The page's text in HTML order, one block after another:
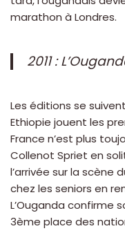
marathon à Londres.
2011 :
Les éditions se
Ethiopie jouent les
France n’est plus
Collenot Spriet en
l’arrivée sur la scène
chez les seniors en
L’Ouganda confirme
3ème place des